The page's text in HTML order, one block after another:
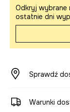
Odkryj wybrane
ostatnie dni
Sprawdź
Warunki